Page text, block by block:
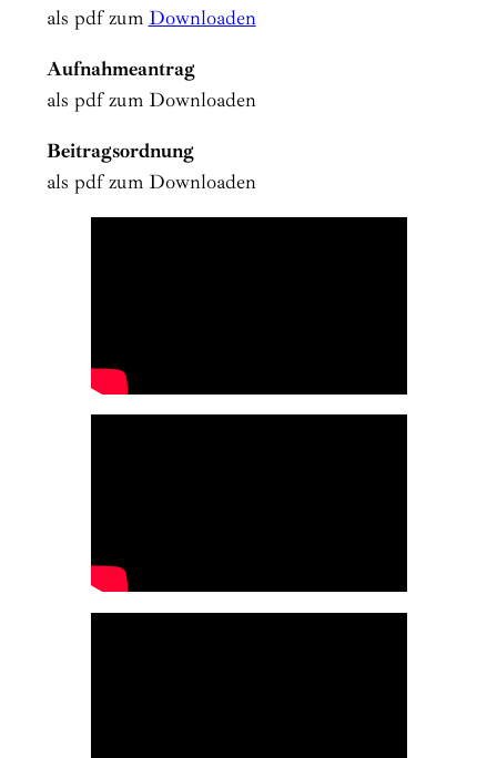
als pdf zum Downloaden
Aufnahmeantrag
als pdf zum Downloaden
Beitragsordnung
als pdf zum Downloaden